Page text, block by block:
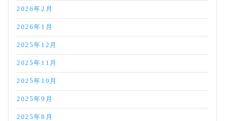
2026年2月
2026年1月
2025年12月
2025年11月
2025年10月
2025年9月
2025年8月